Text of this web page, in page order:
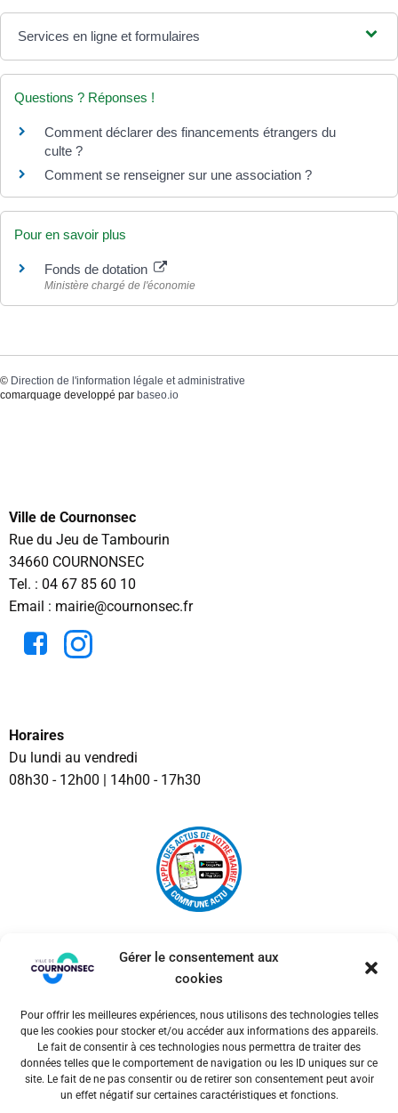
Gérer le consentement aux
cookies
Pour offrir les meilleures expériences, nous utilisons des technologies telles
que les cookies pour stocker et/ou accéder aux informations des appareils.
Le fait de consentir à ces technologies nous permettra de traiter des
données telles que le comportement de navigation ou les ID uniques sur ce
site. Le fait de ne pas consentir ou de retirer son consentement peut avoir
un effet négatif sur certaines caractéristiques et fonctions.
Services en ligne et formulaires
Questions ? Réponses !
Comment déclarer des financements étrangers du
culte ?
Comment se renseigner sur une association ?
Pour en savoir plus
Fonds de dotation
Ministère chargé de l'économie
© Direction de l'information légale et administrative
comarquage developpé par baseo.io
Ville de Cournonsec
Rue du Jeu de Tambourin
34660 COURNONSEC
Tel. : 04 67 85 60 10
Email : mairie@cournonsec.fr
Horaires
Du lundi au vendredi
08h30 - 12h00 | 14h00 - 17h30
© 2026 Ville de Cournonsec. Un service proposé par
Comm'un Site
Mentions légales